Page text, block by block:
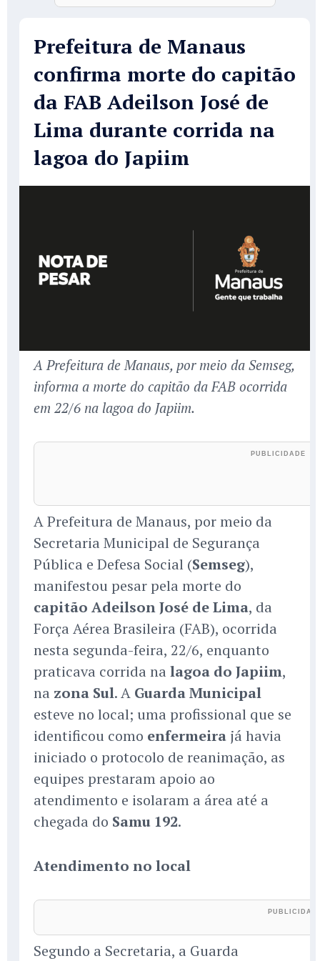
Prefeitura de Manaus
confirma morte do capitão
da FAB Adeilson José de
Lima durante corrida na
lagoa do Japiim
A Prefeitura de Manaus, por meio da Semseg,
informa a morte do capitão da FAB ocorrida
em 22/6 na lagoa do Japiim.
A Prefeitura de Manaus, por meio da
Secretaria Municipal de Segurança
Pública e Defesa Social (Semseg),
manifestou pesar pela morte do
capitão Adeilson José de Lima, da
Força Aérea Brasileira (FAB), ocorrida
nesta segunda-feira, 22/6, enquanto
praticava corrida na lagoa do Japiim,
na zona Sul. A Guarda Municipal
esteve no local; uma profissional que se
identificou como enfermeira já havia
iniciado o protocolo de reanimação, as
equipes prestaram apoio ao
atendimento e isolaram a área até a
chegada do Samu 192.
Atendimento no local
Segundo a Secretaria, a Guarda